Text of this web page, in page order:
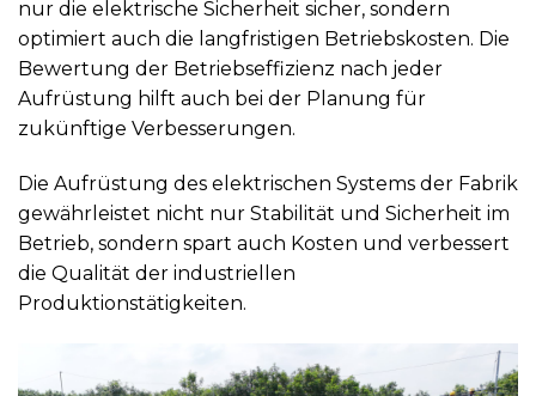
nur die elektrische Sicherheit sicher, sondern
optimiert auch die langfristigen Betriebskosten. Die
Bewertung der Betriebseffizienz nach jeder
Aufrüstung hilft auch bei der Planung für
zukünftige Verbesserungen.
Die Aufrüstung des elektrischen Systems der Fabrik
gewährleistet nicht nur Stabilität und Sicherheit im
Betrieb, sondern spart auch Kosten und verbessert
die Qualität der industriellen
Produktionstätigkeiten.